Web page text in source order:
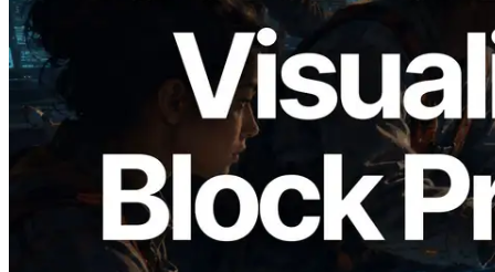
Validators Solutions 釋出 Solana Block
Analyzer — 以 slot 為單位視覺化區塊生
成時間與負責驗證者